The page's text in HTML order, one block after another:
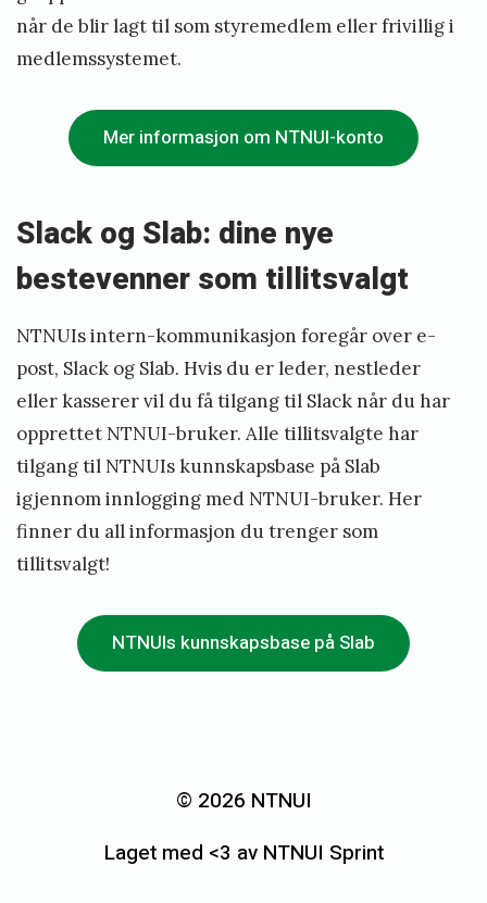
når de blir lagt til som styremedlem eller frivillig i
medlemssystemet.
Mer informasjon om NTNUI-konto
Slack og Slab: dine nye
bestevenner som tillitsvalgt
NTNUIs intern-kommunikasjon foregår over e-
post, Slack og Slab. Hvis du er leder, nestleder
eller kasserer vil du få tilgang til Slack når du har
opprettet NTNUI-bruker. Alle tillitsvalgte har
tilgang til NTNUIs kunnskapsbase på Slab
igjennom innlogging med NTNUI-bruker. Her
finner du all informasjon du trenger som
tillitsvalgt!
NTNUIs kunnskapsbase på Slab
© 2026 NTNUI
Laget med <3 av NTNUI Sprint